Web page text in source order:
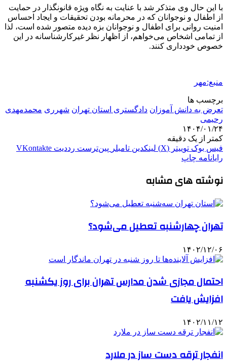
با این حال وی متذکر شد با عنایت به نگاه ویژه قانونگذار در حمایت
از اطفال و نوجوانان که در محرمانه بودن تحقیقات و ایجاد احساس
امنیت روانی برای اطفال و نوجوانان بزه دیده متصور شده است، لذا
از تمامی اشخاص می‌خواهم، از اظهار نظر غیرکارشناسانه در این
خصوص خودداری کنند.
منبع:مهر
برچسب ها
تعرض به دانش آموزان دادگستری استان تهران شهرری محمدمهدی
رحیمی
۱۴۰۴/۰۱/۲۴
کمتر از یک دقیقه
فیس بوک توییتر (X) لینکدین ‫تامبلر ‫پین‌ترست ‫رددیت ‫VKontakte
رایانامه چاپ
نوشته های مشابه
تهران چهارشنبه تعطیل می‌شود؟
۱۴۰۲/۱۲/۰۶
احتمال مجازی شدن مدارس تهران برای روز یکشنبه
افزایش یافت
۱۴۰۲/۱۱/۱۲
انفجار ترقه دست ساز در ملارد